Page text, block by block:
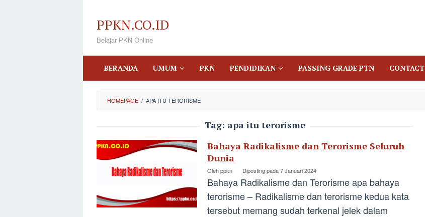
konten
PPKN.CO.ID
Belajar PKN Online
BERANDA UMUM PKN PENDIDIKAN PASSING GRADE PTN CONTACT
HOMEPAGE / APA ITU TERORISME
Tag: apa itu terorisme
Bahaya Radikalisme dan Terorisme Seluruh
Dunia
Olehppkn Diposting pada7 Januari 2024
Bahaya Radikalisme dan Terorisme apa bahaya
terorisme – Radikalisme dan terorisme kedua kata
tersebut memang sudah terkenal jelek dalam